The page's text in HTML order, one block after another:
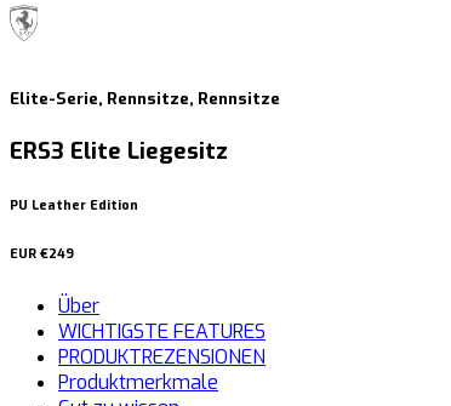
Elite-Serie, Rennsitze, Rennsitze
ERS3 Elite Liegesitz
PU Leather Edition
EUR €249
Über
WICHTIGSTE FEATURES
PRODUKTREZENSIONEN
Produktmerkmale